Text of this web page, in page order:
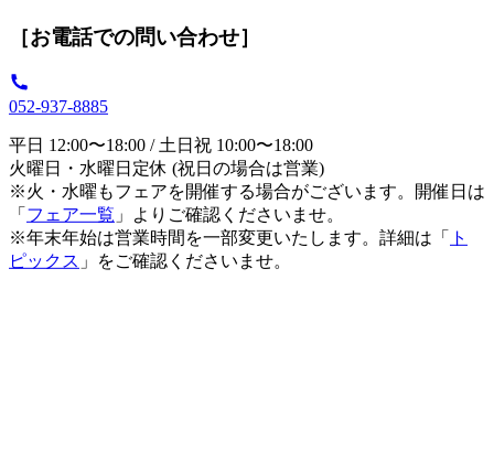
［お電話での問い合わせ］
052-937-8885
平日 12:00〜18:00 / 土日祝 10:00〜18:00
火曜日・水曜日定休 (祝日の場合は営業)
※火・水曜もフェアを開催する場合がございます。開催日は
「 フェア一覧 」よりご確認くださいませ。
※年末年始は営業時間を一部変更いたします。詳細は「
ト
ピックス 」をご確認くださいませ。